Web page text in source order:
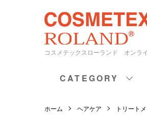
コスメテックスローランド オンラ
CATEGORY
ホーム ヘアケア トリート